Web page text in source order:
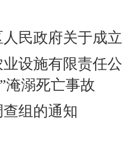
民政府关于成立
设施有限责任公
”淹溺死亡事故
组的通知